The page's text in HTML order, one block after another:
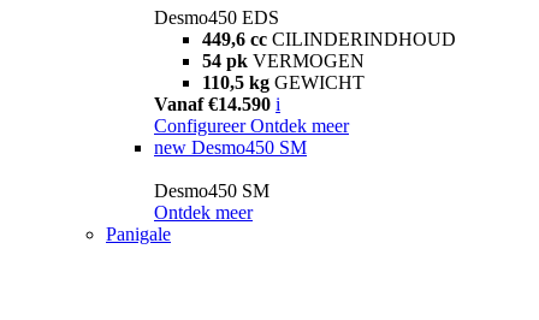
Desmo450 EDS
449,6 cc CILINDERINDHOUD
54 pk VERMOGEN
110,5 kg GEWICHT
Vanaf €14.590 i
Configureer Ontdek meer
new Desmo450 SM
Desmo450 SM
Ontdek meer
Panigale